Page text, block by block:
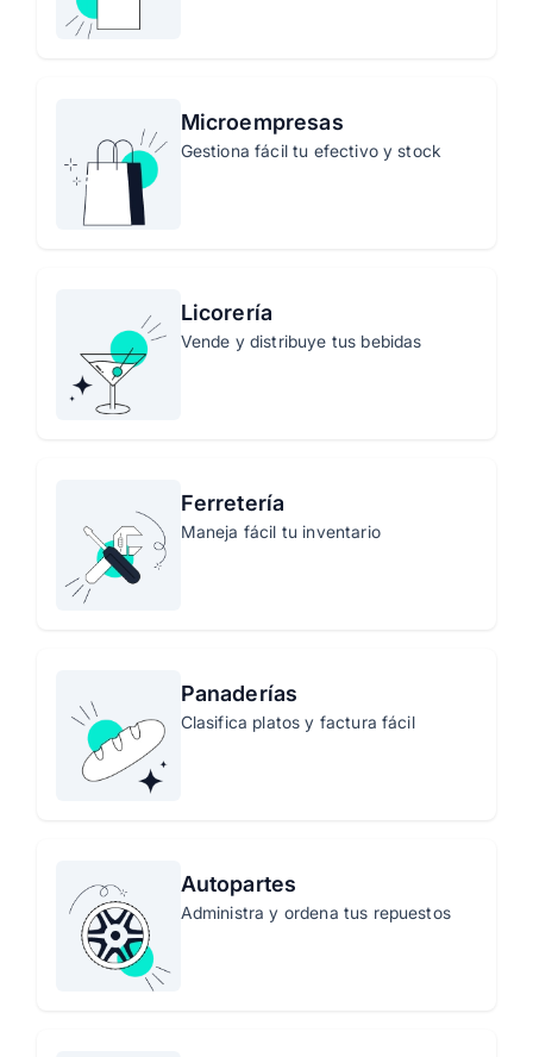
Microempresas
Gestiona fácil tu efectivo y stock
Licorería
Vende y distribuye tus bebidas
Ferretería
Maneja fácil tu inventario
Panaderías
Clasifica platos y factura fácil
Autopartes
Administra y ordena tus repuestos